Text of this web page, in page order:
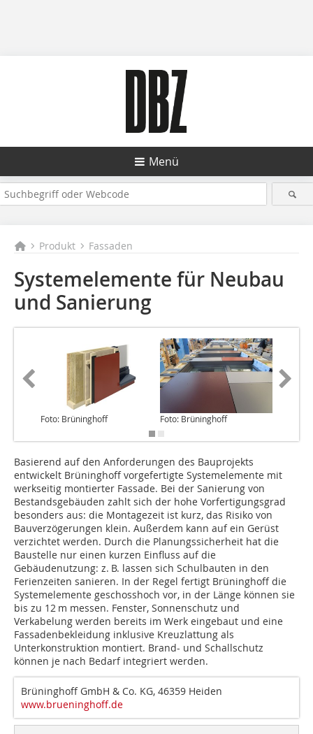
Menü
Produkt Fassaden
Systemelemente für Neubau
und Sanierung
Foto: Brüninghoff Foto: Brüninghoff
Basierend auf den Anforderungen des Bauprojekts
entwickelt Brüning­hoff vorgefertigte Systemelemente mit
werkseitig montierter Fassade. Bei der Sanierung von
Bestandsgebäuden zahlt sich der hohe Vorfertigungsgrad
besonders aus: die Montagezeit ist kurz, das Risiko von
Bauverzögerungen klein. Außerdem kann auf ein Gerüst
verzichtet werden. Durch die Planungssicherheit hat die
Baustelle nur einen kurzen Einfluss auf die
Gebäudenutzung: z. B. lassen sich Schulbauten in den
Ferienzeiten sanieren. In der Regel fertigt Brüninghoff die
Systemelemente geschosshoch vor, in der Länge können sie
bis zu 12 m messen. Fenster, Sonnenschutz und
Verkabelung werden bereits im Werk eingebaut und eine
Fassadenbekleidung inklusive Kreuzlattung als
Unterkonstruktion montiert. Brand- und Schallschutz
können je nach Bedarf integriert werden.
Brüninghoff GmbH & Co. KG, 46359 Heiden
www.brueninghoff.de